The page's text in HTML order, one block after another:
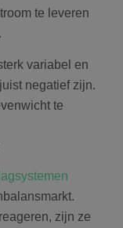
te leveren
variabel en
negatief zijn.
te
zijn ze